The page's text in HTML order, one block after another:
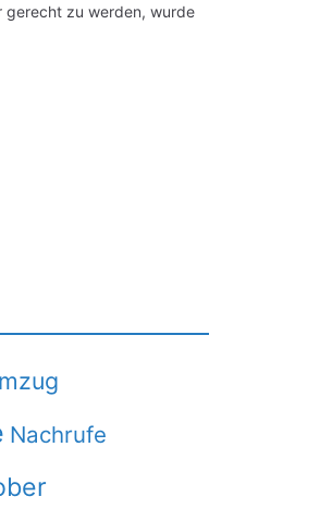
gerecht zu werden, wurde
Nachrufe